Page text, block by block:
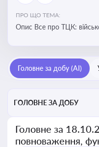
ПРО ЩО ТЕМА:
Опис Все про ТЦК: військовий облік, функціонал,
Головне за добу (AI)
ГОЛОВНЕ ЗА ДОБУ
Головне за
повноваження,